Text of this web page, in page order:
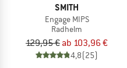
SMITH
Engage MIPS
Radhelm
129,95 € ab 103,96 €
4,8(25)